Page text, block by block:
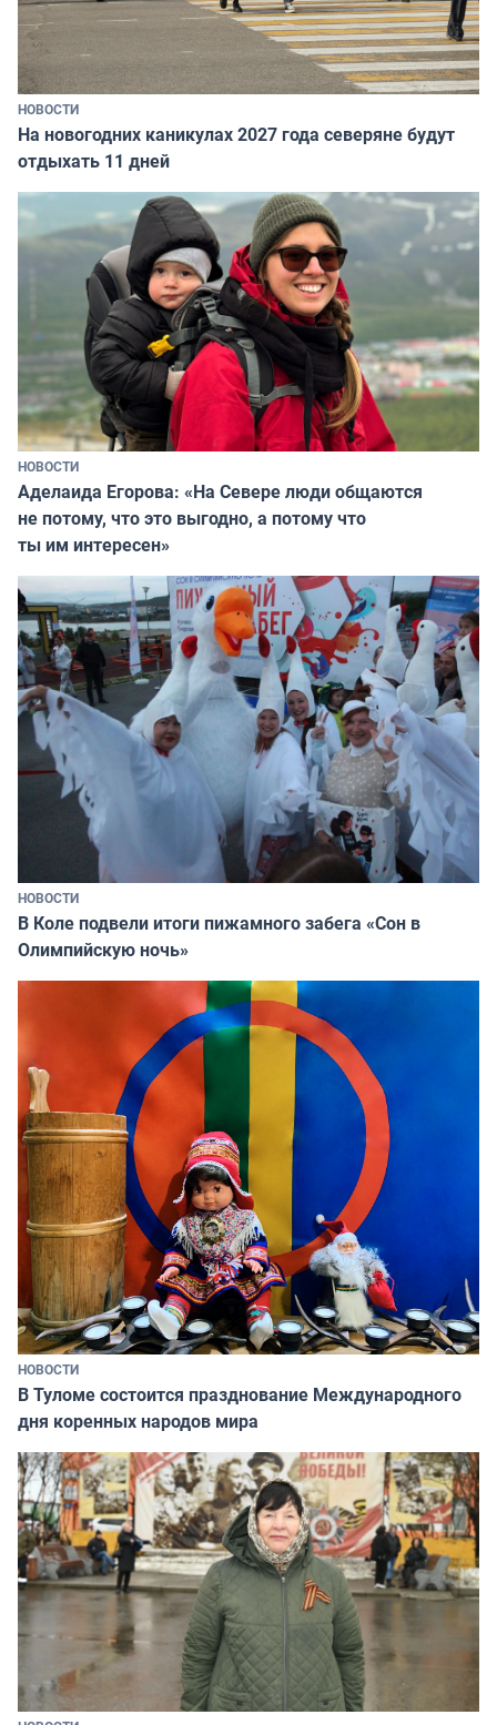
НОВОСТИ
На новогодних каникулах 2027 года северяне будут
отдыхать 11 дней
НОВОСТИ
Аделаида Егорова: «На Севере люди общаются
не потому, что это выгодно, а потому что
ты им интересен»
НОВОСТИ
В Коле подвели итоги пижамного забега «Сон в
Олимпийскую ночь»
НОВОСТИ
В Туломе состоится празднование Международного
дня коренных народов мира